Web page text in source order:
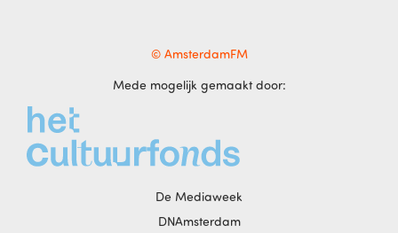
© AmsterdamFM
Mede mogelijk gemaakt door:
De Mediaweek
DNAmsterdam